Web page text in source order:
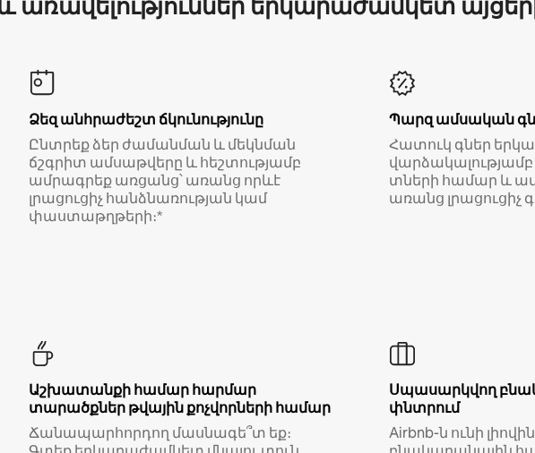
առավելություններ երկարաժամկետ
Ձեզ անհրաժեշտ ճկունությունը
Ընտրեք ձեր ժամանման և մեկնման
ճշգրիտ ամսաթվերը և հեշտությամբ
ամրագրեք առցանց՝ առանց որևէ
լրացուցիչ հանձնառության կամ
փաստաթղթերի։*
Պարզ ամսական
Հատուկ գներ
տների համար և
առանց լրացուցիչ
Աշխատանքի համար հարմար
տարածքներ թվային քոչվորների համար
Ճանապարհորդող մասնագե՞տ եք։
Սպասարկվող
փնտրում
Airbnb-ն ունի